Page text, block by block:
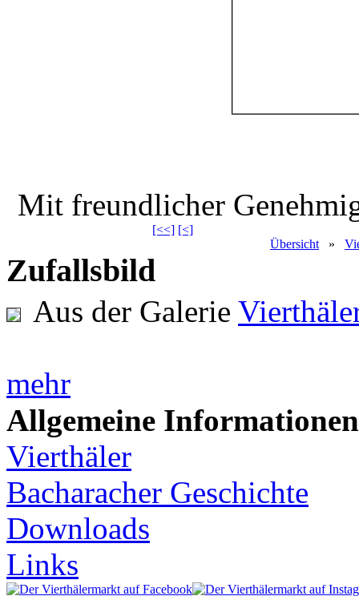
Mit freundlicher
[<<] [<]
Übersicht »
Zufallsbild
Aus der Galerie
mehr
Allgemeine Informationen
Vierthäler
Bacharacher Geschichte
Downloads
Links